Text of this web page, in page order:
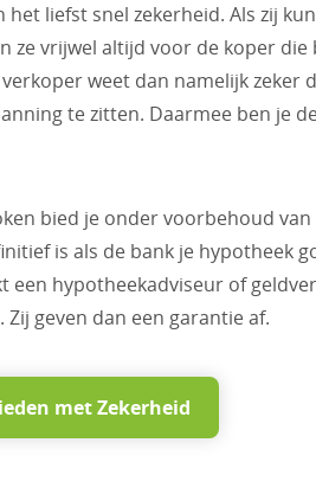
het liefst snel zekerheid. Als zij
ze vrijwel altijd voor de koper
weet dan namelijk zeker
te zitten. Daarmee ben je
bied je onder voorbehoud
is als de bank je hypotheek
een hypotheekadviseur of
geven dan een garantie af.
met Zekerheid